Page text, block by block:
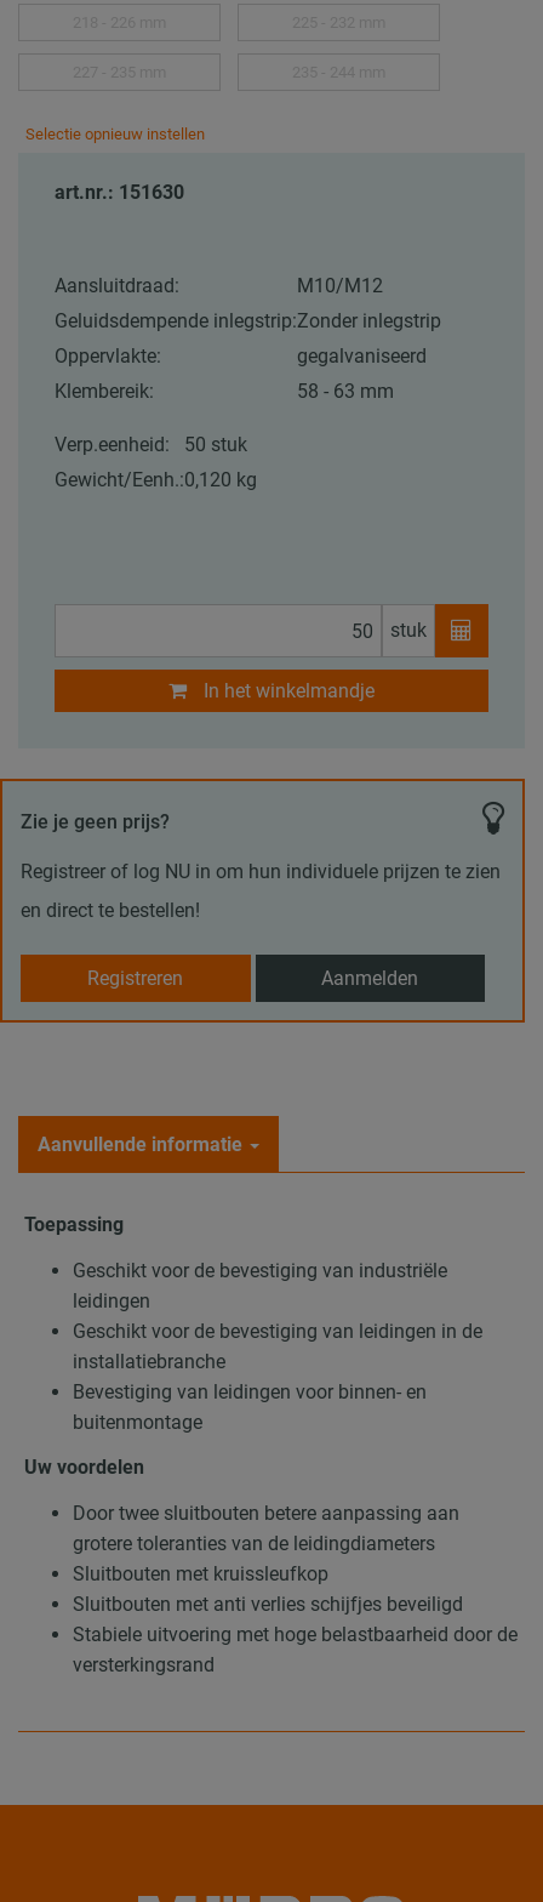
Selectie opnieuw instellen
art.nr.: 151630
Aansluitdraad:
M10/M12
Geluidsdempende inlegstrip:Zonder inlegstrip
Oppervlakte:
gegalvaniseerd
Klembereik:
58 - 63 mm
Verp.eenheid:
50 stuk
Gewicht/Eenh.:0,120 kg
stuk
In het winkelmandje
Zie je geen prijs?
Registreer of log NU in om hun individuele prijzen te zien
en direct te bestellen!
Registreren Aanmelden
Aanvullende informatie
Toepassing
Geschikt voor de bevestiging van industriële
leidingen
Geschikt voor de bevestiging van leidingen in de
installatiebranche
Bevestiging van leidingen voor binnen- en
buitenmontage
Uw voordelen
Door twee sluitbouten betere aanpassing aan
grotere toleranties van de leidingdiameters
Sluitbouten met kruissleufkop
Sluitbouten met anti verlies schijfjes beveiligd
Stabiele uitvoering met hoge belastbaarheid door de
versterkingsrand